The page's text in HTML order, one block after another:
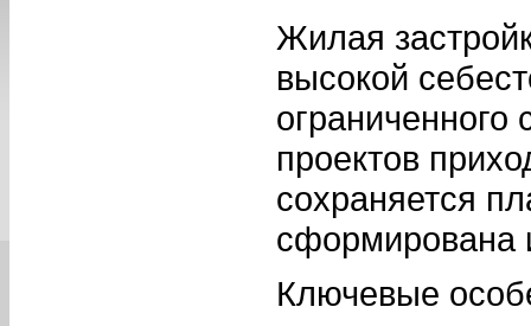
Жилая
высокой
проектов
сохраняется
сформирована
Ключевые